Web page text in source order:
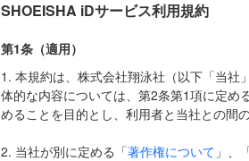
SHOEISHA iDサービス利用規約
第1条（適用）
1. 本規約は、株式会社翔泳社（以下「当
体的な内容については、第2条第1項に定め
めることを目的とし、利用者と当社との間
2. 当社が別に定める「著作権について 」、